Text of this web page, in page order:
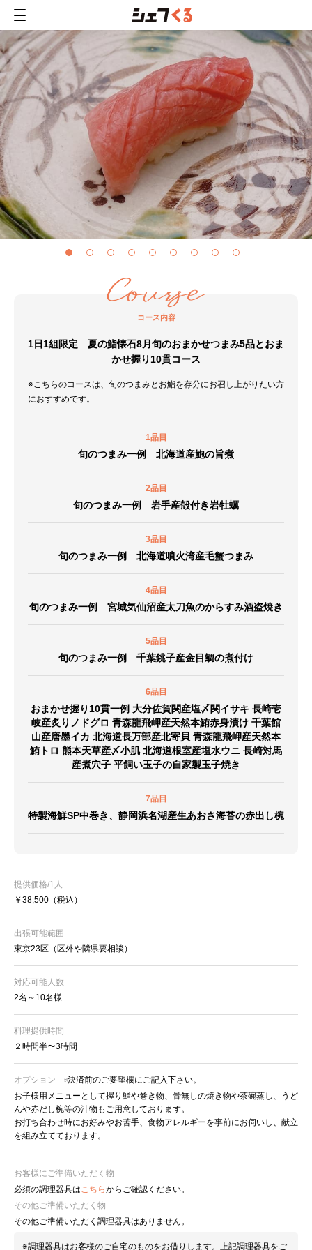
コース内容
1日1組限定 夏の鮨懐石8月旬のおまかせつまみ5品とおま
かせ握り10貫コース
※こちらのコースは、旬のつまみとお鮨を存分にお召し上がりたい方
におすすめです。
1品目
旬のつまみ一例 北海道産鮑の旨煮
2品目
旬のつまみ一例 岩手産殻付き岩牡蠣
3品目
旬のつまみ一例 北海道噴火湾産毛蟹つまみ
4品目
旬のつまみ一例 宮城気仙沼産太刀魚のからすみ酒盗焼き
5品目
旬のつまみ一例 千葉銚子産金目鯛の煮付け
6品目
おまかせ握り10貫一例 大分佐賀関産塩〆関イサキ 長崎壱
岐産炙りノドグロ 青森龍飛岬産天然本鮪赤身漬け 千葉館
山産唐墨イカ 北海道長万部産北寄貝 青森龍飛岬産天然本
鮪トロ 熊本天草産〆小肌 北海道根室産塩水ウニ 長崎対馬
産煮穴子 平飼い玉子の自家製玉子焼き
7品目
特製海鮮SP中巻き、静岡浜名湖産生あおさ海苔の赤出し椀
提供価格/1人
￥38,500 （税込）
出張可能範囲
東京23区（区外や隣県要相談）
対応可能人数
2名～10名様
料理提供時間
２時間半〜3時間
オプション ※決済前のご要望欄にご記入下さい。
お子様用メニューとして握り鮨や巻き物、骨無しの焼き物や茶碗蒸し、うど
んや赤だし椀等の汁物もご用意しております。
お打ち合わせ時にお好みやお苦手、食物アレルギーを事前にお伺いし、献立
を組み立てております。
お客様にご準備いただく物
必須の調理器具は こちらからご確認ください。
その他ご準備いただく物
その他ご準備いただく調理器具はありません。
※調理器具はお客様のご自宅のものをお借りします。上記調理器具をご